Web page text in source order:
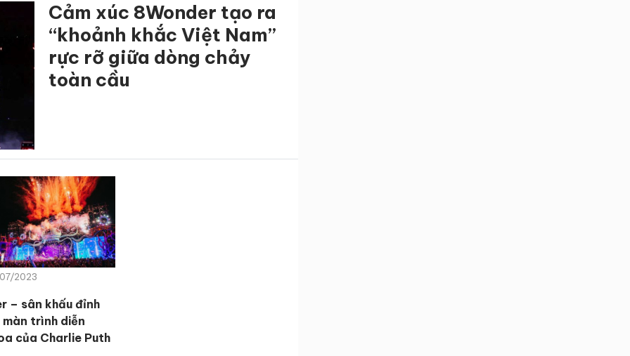
Cảm xúc 8Wonder tạo ra
“khoảnh khắc Việt Nam”
rực rỡ giữa dòng chảy
toàn cầu
2023
– sân khấu đỉnh
trình diễn
của Charlie Puth